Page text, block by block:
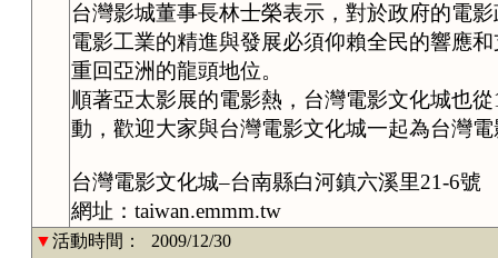
台灣影城董事長林士榮表示，對於政府的電
電影工業的精進與發展必須仰賴全民的響應
重回亞洲的龍頭地位。
順著亞太影展的電影熱，台灣電影文化城也從
動，歡迎大家與台灣電影文化城一起為台灣
台灣電影文化城–台南縣白河鎮六溪里21-6號
網址： taiwan.emmm.tw
▼活動時間：
2009/12/30